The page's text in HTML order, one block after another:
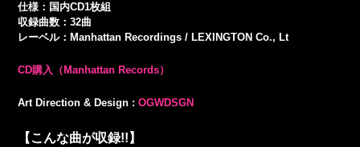
仕様：国内CD1枚組
収録曲数：32曲
レーベル：Manhattan Recordings / LEXINGTON Co., Lt
CD購入（Manhattan Records）
Art Direction & Design :OGWDSGN
【こんな曲が収録!!】